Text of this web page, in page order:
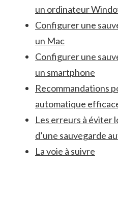
un ordinateur⁢
Configurer une
un ‍Mac
Configurer une
un smartphone
Recommandations
automatique
Les erreurs à éviter‍
d’une sauvegarde
La voie à⁤ suivre